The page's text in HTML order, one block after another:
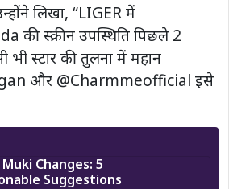
लिखा, “LIGER में
की स्क्रीन उपस्थिति पिछले 2
स्टार की तुलना में महान
और @Charmmeofficial इसे
Changes: 5
Suggestions